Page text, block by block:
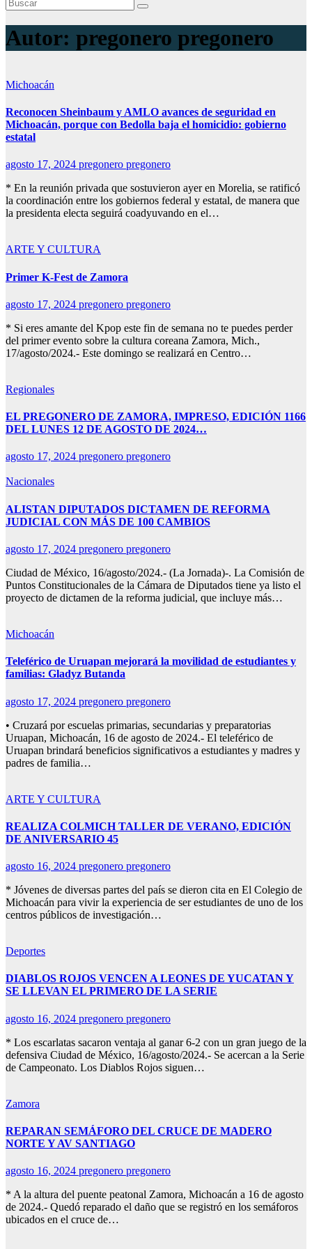
Autor: pregonero pregonero
Michoacán
Reconocen Sheinbaum y AMLO avances de seguridad en
Michoacán, porque con Bedolla baja el homicidio: gobierno
estatal
agosto 17, 2024 pregonero pregonero
* En la reunión privada que sostuvieron ayer en Morelia, se ratificó
la coordinación entre los gobiernos federal y estatal, de manera que
la presidenta electa seguirá coadyuvando en el…
ARTE Y CULTURA
Primer K-Fest de Zamora
agosto 17, 2024 pregonero pregonero
* Si eres amante del Kpop este fin de semana no te puedes perder
del primer evento sobre la cultura coreana Zamora, Mich.,
17/agosto/2024.- Este domingo se realizará en Centro…
Regionales
EL PREGONERO DE ZAMORA, IMPRESO, EDICIÓN 1166
DEL LUNES 12 DE AGOSTO DE 2024…
agosto 17, 2024 pregonero pregonero
Nacionales
ALISTAN DIPUTADOS DICTAMEN DE REFORMA
JUDICIAL CON MÁS DE 100 CAMBIOS
agosto 17, 2024 pregonero pregonero
Ciudad de México, 16/agosto/2024.- (La Jornada)-. La Comisión de
Puntos Constitucionales de la Cámara de Diputados tiene ya listo el
proyecto de dictamen de la reforma judicial, que incluye más…
Michoacán
Teleférico de Uruapan mejorará la movilidad de estudiantes y
familias: Gladyz Butanda
agosto 17, 2024 pregonero pregonero
• Cruzará por escuelas primarias, secundarias y preparatorias
Uruapan, Michoacán, 16 de agosto de 2024.- El teleférico de
Uruapan brindará beneficios significativos a estudiantes y madres y
padres de familia…
ARTE Y CULTURA
REALIZA COLMICH TALLER DE VERANO, EDICIÓN
DE ANIVERSARIO 45
agosto 16, 2024 pregonero pregonero
* Jóvenes de diversas partes del país se dieron cita en El Colegio de
Michoacán para vivir la experiencia de ser estudiantes de uno de los
centros públicos de investigación…
Deportes
DIABLOS ROJOS VENCEN A LEONES DE YUCATAN Y
SE LLEVAN EL PRIMERO DE LA SERIE
agosto 16, 2024 pregonero pregonero
* Los escarlatas sacaron ventaja al ganar 6-2 con un gran juego de la
defensiva Ciudad de México, 16/agosto/2024.- Se acercan a la Serie
de Campeonato. Los Diablos Rojos siguen…
Zamora
REPARAN SEMÁFORO DEL CRUCE DE MADERO
NORTE Y AV SANTIAGO
agosto 16, 2024 pregonero pregonero
* A la altura del puente peatonal Zamora, Michoacán a 16 de agosto
de 2024.- Quedó reparado el daño que se registró en los semáforos
ubicados en el cruce de…